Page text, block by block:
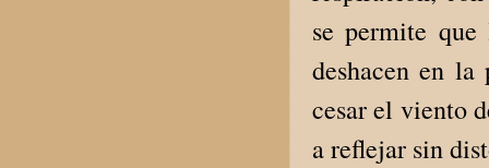
se permite que
deshacen en
cesar el viento
a reflejar sin